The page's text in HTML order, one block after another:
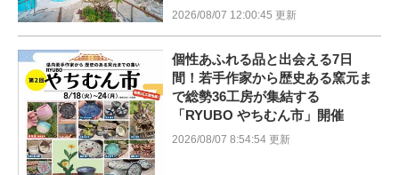
2026/08/07 12:00:45 更新
個性あふれる品と出会える7日
間！若手作家から歴史ある窯元ま
で総勢36工房が集結する
「RYUBO やちむん市」開催
2026/08/07 8:54:54 更新